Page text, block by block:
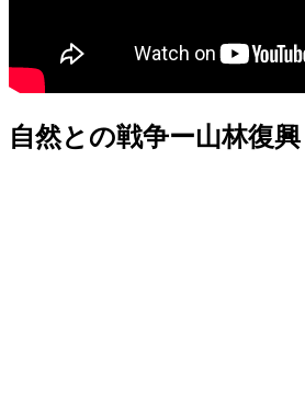
自然との戦争ー山林復興